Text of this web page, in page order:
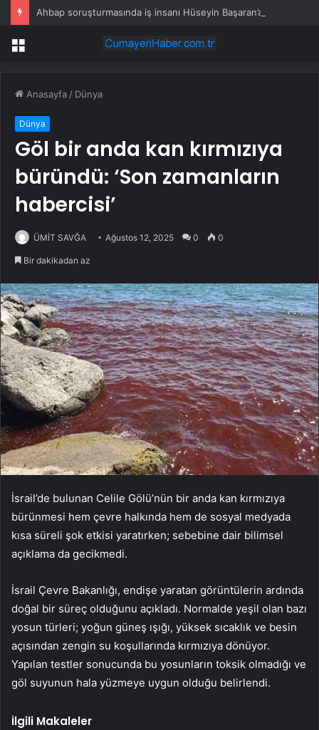
Menü
Anasayfa / Dünya
Dünya
Göl bir anda kan kırmızıya
büründü: ‘Son zamanların
habercisi’
ÜMİT SAVĞA Ağustos 12, 2025 0 0
Bir dakikadan az
İsrail’de bulunan Celile Gölü’nün bir anda kan kırmızıya
bürünmesi hem çevre halkında hem de sosyal medyada
kısa süreli şok etkisi yaratırken; sebebine dair bilimsel
açıklama da gecikmedi.
İsrail Çevre Bakanlığı, endişe yaratan görüntülerin ardında
doğal bir süreç olduğunu açıkladı. Normalde yeşil olan bazı
yosun türleri; yoğun güneş ışığı, yüksek sıcaklık ve besin
açısından zengin su koşullarında kırmızıya dönüyor.
Yapılan testler sonucunda bu yosunların toksik olmadığı ve
göl suyunun hala yüzmeye uygun olduğu belirlendi.
İlgili Makaleler